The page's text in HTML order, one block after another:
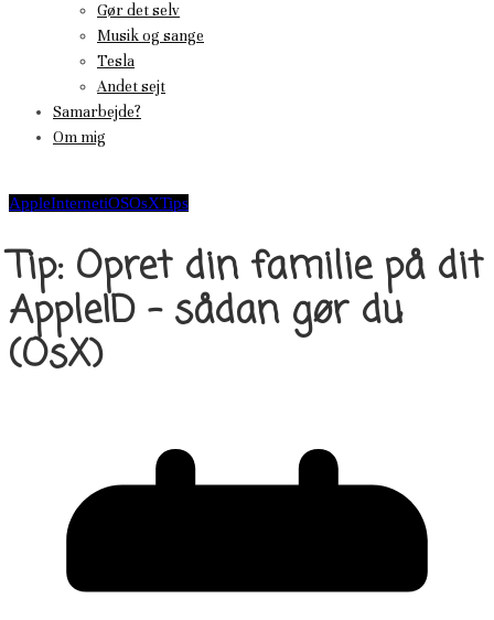
Gør det selv
Musik og sange
Tesla
Andet sejt
Samarbejde?
Om mig
AppleInternetiOSOsXTips
Tip: Opret din familie på dit
AppleID – sådan gør du
(OsX)